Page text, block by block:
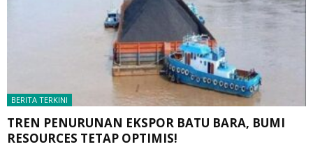
BERITA TERKINI
TREN PENURUNAN EKSPOR BATU BARA, BUMI
RESOURCES TETAP OPTIMIS!